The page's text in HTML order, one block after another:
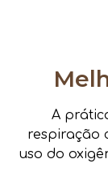
A
respiração
uso do